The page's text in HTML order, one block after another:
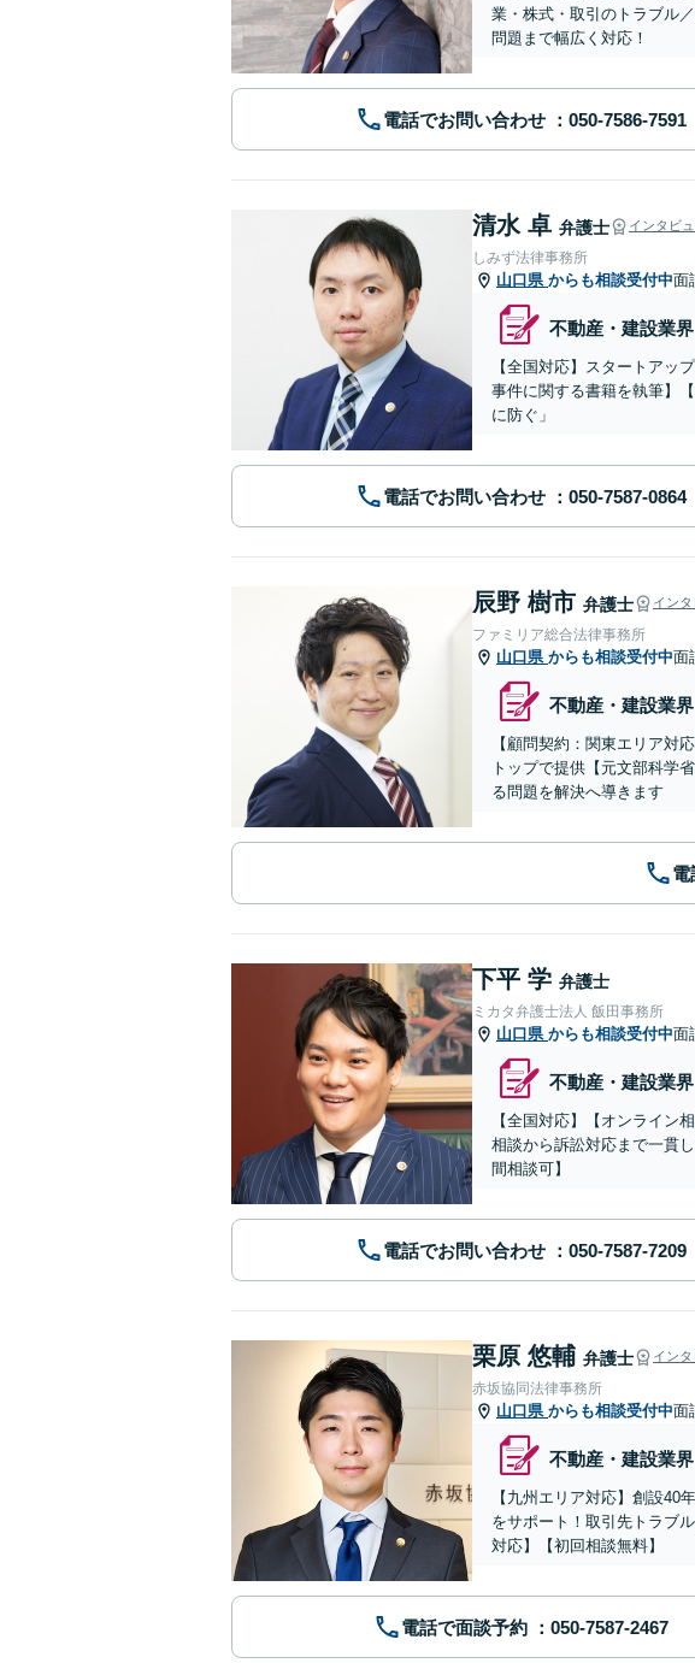
業・株式・取引のトラブル
問題まで幅広く対応！
電話でお問い合わせ
清水 卓 弁護士 インタビ
しみず法律事務所
山口県 からも相談受付中面
不動産・建設業界
【全国対応】スタートアッ
事件に関する書籍を執筆】
に防ぐ」
電話でお問い合わせ
辰野 樹市 弁護士 イン
ファミリア総合法律事務所
山口県 からも相談受付中面
不動産・建設業界
【顧問契約：関東エリア対
トップで提供【元文部科学
る問題を解決へ導きます
電
下平 学 弁護士
ミカタ弁護士法人 飯田事務所
山口県 からも相談受付中面
不動産・建設業界
【全国対応】【オンライン
相談から訴訟対応まで一貫
間相談可】
電話でお問い合わせ
栗原 悠輔 弁護士 イン
赤坂協同法律事務所
山口県 からも相談受付中面
不動産・建設業界
【九州エリア対応】創設40
をサポート！取引先トラブ
対応】【初回相談無料】
電話で面談予約